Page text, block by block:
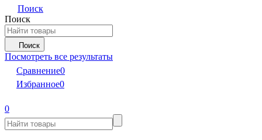
Поиск
Поиск
Поиск
Посмотреть все результаты
Сравнение0
Избранное0
0